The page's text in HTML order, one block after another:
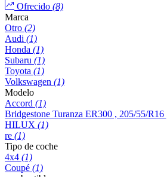
Ofrecido (8)
Marca
Otro (2)
Audi (1)
Honda (1)
Subaru (1)
Toyota (1)
Volkswagen (1)
Modelo
Accord (1)
Bridgestone Turanza ER300 , 205/55/
HILUX (1)
re (1)
Tipo de coche
4x4 (1)
Coupé (1)